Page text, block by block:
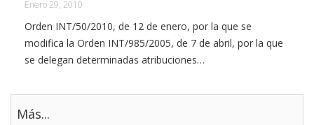
Enero 29, 2010
Orden INT/50/2010, de 12 de enero, por la que se
modifica la Orden INT/985/2005, de 7 de abril, por la que
se delegan determinadas atribuciones…
Más...